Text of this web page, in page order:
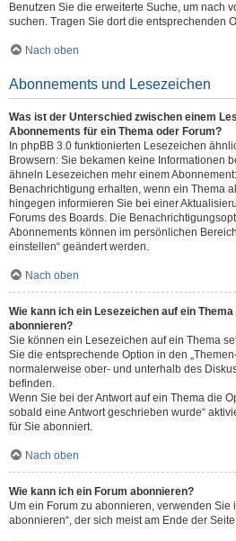
Benutzen Sie die erweiterte Suche, um nach
suchen. Tragen Sie dort die entsprechenden
Nach oben
Abonnements und Lesezeichen
Was ist der Unterschied zwischen einem
Abonnements für ein Thema oder Forum?
In phpBB 3.0 funktionierten Lesezeichen
Browsern: Sie bekamen keine Informationen
ähneln Lesezeichen mehr einem
Benachrichtigung erhalten, wenn ein Thema
hingegen informieren Sie bei einer
Forums des Boards. Die
Abonnements können im persönlichen
einstellen“ geändert werden.
Nach oben
Wie kann ich ein Lesezeichen auf ein
abonnieren?
Sie können ein Lesezeichen auf ein Thema
Sie die entsprechende Option in den
normalerweise ober- und unterhalb des
befinden.
Wenn Sie bei der Antwort auf ein Thema die
sobald eine Antwort geschrieben wurde“
für Sie abonniert.
Nach oben
Wie kann ich ein Forum abonnieren?
Um ein Forum zu abonnieren, verwenden Sie
abonnieren“, der sich meist am Ende der